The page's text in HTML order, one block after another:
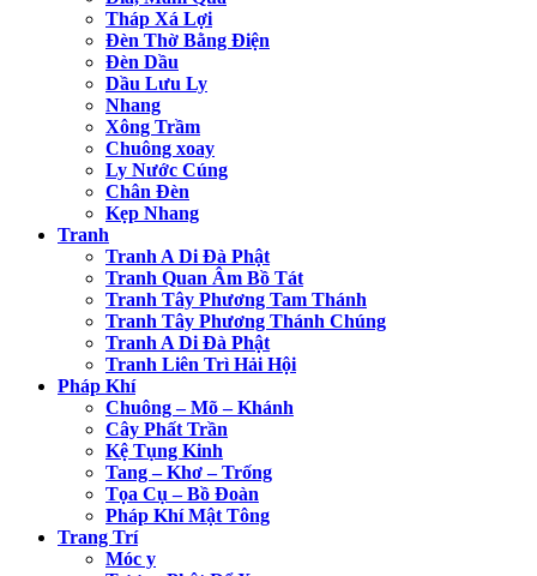
Tháp Xá Lợi
Đèn Thờ Bằng Điện
Đèn Dầu
Dầu Lưu Ly
Nhang
Xông Trầm
Chuông xoay
Ly Nước Cúng
Chân Đèn
Kẹp Nhang
Tranh
Tranh A Di Đà Phật
Tranh Quan Âm Bồ Tát
Tranh Tây Phương Tam Thánh
Tranh Tây Phương Thánh Chúng
Tranh A Di Đà Phật
Tranh Liên Trì Hải Hội
Pháp Khí
Chuông – Mõ – Khánh
Cây Phất Trần
Kệ Tụng Kinh
Tang – Khơ – Trống
Tọa Cụ – Bồ Đoàn
Pháp Khí Mật Tông
Trang Trí
Móc y